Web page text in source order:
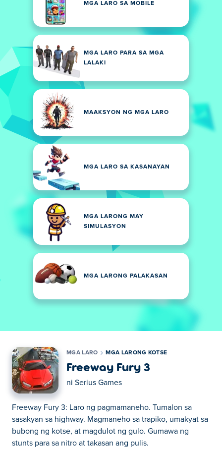
MGA LARO SA MOBILE
MGA LARO PARA SA MGA
LALAKI
MAAKSYON NG MGA LARO
MGA LARO SA KASANAYAN
MGA LARONG MAY
SIMULASYON
MGA LARONG PALAKASAN
MGA LARO MGA LARONG KOTSE
Freeway Fury 3
ni Serius Games
Freeway Fury 3: Laro ng pagmamaneho. Tumalon sa
sasakyan sa highway. Magmaneho sa trapiko, umakyat sa
bubong ng kotse, at magdulot ng gulo. Gumawa ng
stunts para sa nitro at takasan ang pulis.